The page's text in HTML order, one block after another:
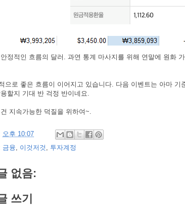
정적인 흐름의 달러. 과연 통계 마사지를 위해 연말에 원화
으로 좋은 흐름이 이어지고 있습니다. 다음 이벤트는 아마 기
할지 기대 반 걱정 반이네요.
지속가능한 덕질을 위하여~.
오후 10:07
금융, 이것저것 , 투자계정
없음:
쓰기